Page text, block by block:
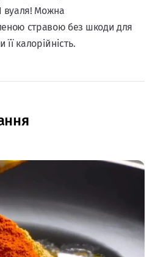
вуаля! Можна
стравою без шкоди для
калорійність.